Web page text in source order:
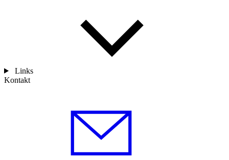
Links
Kontakt